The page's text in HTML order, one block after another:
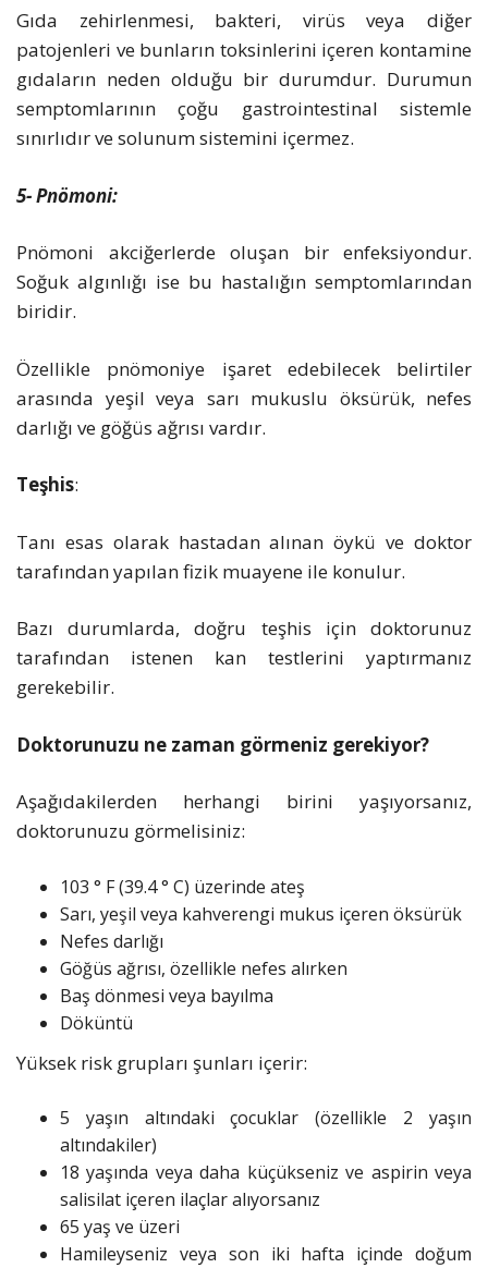
Gıda zehirlenmesi, bakteri, virüs veya diğer
patojenleri ve bunların toksinlerini içeren kontamine
gıdaların neden olduğu bir durumdur. Durumun
semptomlarının çoğu gastrointestinal sistemle
sınırlıdır ve solunum sistemini içermez.
5- Pnömoni:
Pnömoni akciğerlerde oluşan bir enfeksiyondur.
Soğuk algınlığı ise bu hastalığın semptomlarından
biridir.
Özellikle pnömoniye işaret edebilecek belirtiler
arasında yeşil veya sarı mukuslu öksürük, nefes
darlığı ve göğüs ağrısı vardır.
Teşhis:
Tanı esas olarak hastadan alınan öykü ve doktor
tarafından yapılan fizik muayene ile konulur.
Bazı durumlarda, doğru teşhis için doktorunuz
tarafından istenen kan testlerini yaptırmanız
gerekebilir.
Doktorunuzu ne zaman görmeniz gerekiyor?
Aşağıdakilerden herhangi birini yaşıyorsanız,
doktorunuzu görmelisiniz:
103 ° F (39.4 ° C) üzerinde ateş
Sarı, yeşil veya kahverengi mukus içeren öksürük
Nefes darlığı
Göğüs ağrısı, özellikle nefes alırken
Baş dönmesi veya bayılma
Döküntü
Yüksek risk grupları şunları içerir:
5 yaşın altındaki çocuklar (özellikle 2 yaşın
altındakiler)
18 yaşında veya daha küçükseniz ve aspirin veya
salisilat içeren ilaçlar alıyorsanız
65 yaş ve üzeri
Hamileyseniz veya son iki hafta içinde doğum